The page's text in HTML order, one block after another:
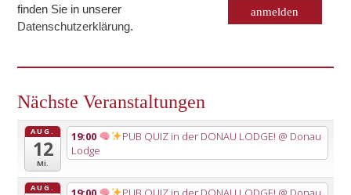
finden Sie in unserer
Datenschutzerklärung.
Nächste Veranstaltungen
AUG.
12
Mi.
19:00 PUB QUIZ in der DONAU LODGE! @ Donau
Lodge
AUG.